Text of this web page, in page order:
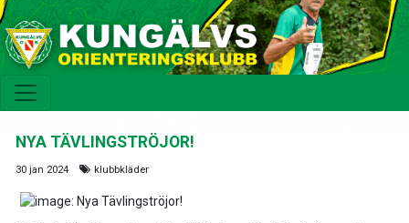
NYA TÄVLINGSTRÖJOR!
30 jan 2024 klubbkläder